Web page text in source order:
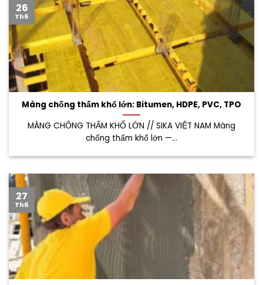
Màng chống thấm khổ lớn: Bitumen, HDPE, PVC, TPO
MÀNG CHỐNG THẤM KHỔ LỚN // SIKA VIỆT NAM Màng
chống thấm khổ lớn —...
26
Th6
27
Th6